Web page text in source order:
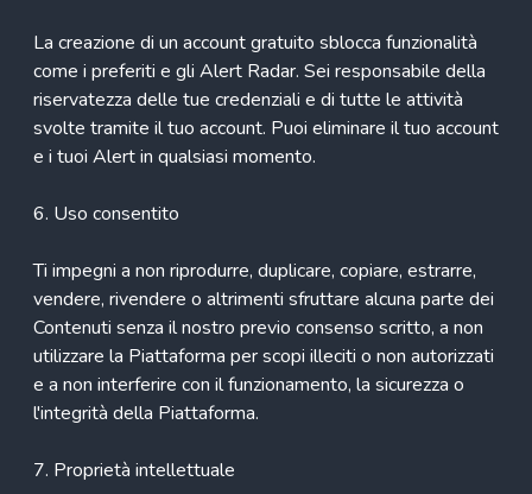
La creazione di un account gratuito sblocca funzionalità
come i preferiti e gli Alert Radar. Sei responsabile della
riservatezza delle tue credenziali e di tutte le attività
svolte tramite il tuo account. Puoi eliminare il tuo account
e i tuoi Alert in qualsiasi momento.
6. Uso consentito
Ti impegni a non riprodurre, duplicare, copiare, estrarre,
vendere, rivendere o altrimenti sfruttare alcuna parte dei
Contenuti senza il nostro previo consenso scritto, a non
utilizzare la Piattaforma per scopi illeciti o non autorizzati
e a non interferire con il funzionamento, la sicurezza o
l'integrità della Piattaforma.
7. Proprietà intellettuale